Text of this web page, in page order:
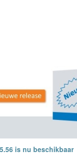
is nu beschikbaar